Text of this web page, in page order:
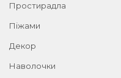
Простирадла
Піжами
Декор
Наволочки